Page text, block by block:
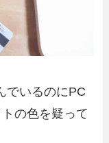
でいるのにPC
の色を疑って